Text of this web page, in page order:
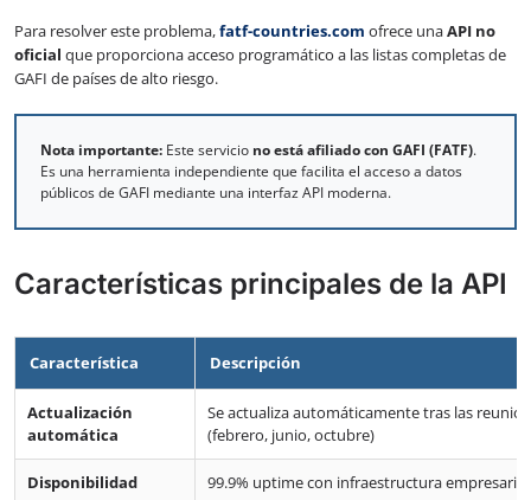
Para resolver este problema,fatf-countries.com ofrece unaAPI no
oficial que proporciona acceso programático a las listas completas de
GAFI de países de alto riesgo.
Nota importante: Este servicio no está afiliado con GAFI (FATF).
Es una herramienta independiente que facilita el acceso a datos
públicos de GAFI mediante una interfaz API moderna.
Características principales de la API
Característica Descripción
Actualización
automática
Se actualiza automáticamente tras las
(febrero, junio, octubre)
Disponibilidad 99.9% uptime con infraestructura empresarial